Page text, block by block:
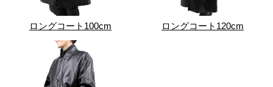
ロングコート100cm ロングコート120cm